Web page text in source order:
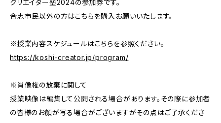
クリエイター塾2024の参加券です。
合志市民以外の方はこちらを購入お願いいたします。
※授業内容スケジュールはこちらを参照ください。
https://koshi-creator.jp/program/
※肖像権の放棄に関して
授業映像は編集して公開される場合があります。その際に参加者
の皆様のお顔が写る場合がございますがその点はご了承くださ